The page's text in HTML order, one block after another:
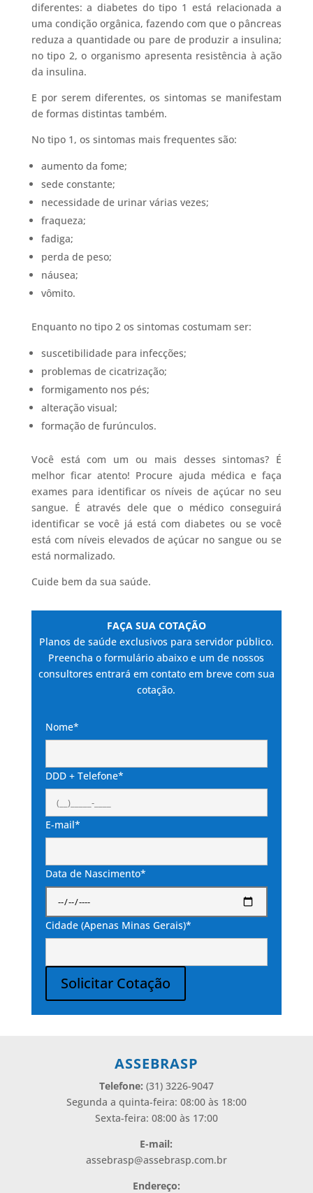
diferentes: a diabetes do tipo 1 está relacionada a
uma condição orgânica, fazendo com que o pâncreas
reduza a quantidade ou pare de produzir a insulina;
no tipo 2, o organismo apresenta resistência à ação
da insulina.
E por serem diferentes, os sintomas se manifestam
de formas distintas também.
No tipo 1, os sintomas mais frequentes são:
aumento da fome;
sede constante;
necessidade de urinar várias vezes;
fraqueza;
fadiga;
perda de peso;
náusea;
vômito.
Enquanto no tipo 2 os sintomas costumam ser:
suscetibilidade para infecções;
problemas de cicatrização;
formigamento nos pés;
alteração visual;
formação de furúnculos.
Você está com um ou mais desses sintomas? É
melhor ficar atento! Procure ajuda médica e faça
exames para identificar os níveis de açúcar no seu
sangue. É através dele que o médico conseguirá
identificar se você já está com diabetes ou se você
está com níveis elevados de açúcar no sangue ou se
está normalizado.
Cuide bem da sua saúde.
FAÇA SUA COTAÇÃO
Planos de saúde exclusivos para servidor público.
Preencha o formulário abaixo e um de nossos
consultores entrará em contato em breve com sua
cotação.
Nome*
DDD + Telefone*
E-mail*
Data de Nascimento*
Cidade (Apenas Minas Gerais)*
Solicitar Cotação
ASSEBRASP
Telefone: (31) 3226-9047
Segunda a quinta-feira: 08:00 às 18:00
Sexta-feira: 08:00 às 17:00
E-mail:
assebrasp@assebrasp.com.br
Endereço: